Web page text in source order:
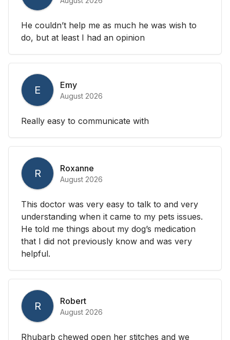
He couldn’t help me as much he was wish to
do, but at least I had an opinion
E Emy
August 2026
Really easy to communicate with
R Roxanne
August 2026
This doctor was very easy to talk to and very
understanding when it came to my pets issues.
He told me things about my dog’s medication
that I did not previously know and was very
helpful.
R Robert
August 2026
Rhubarb chewed open her stitches and we